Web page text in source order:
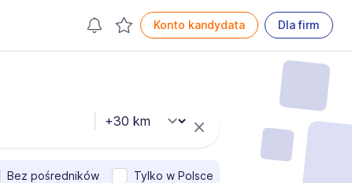
Konto kandydata Dla firm
Bez pośredników Tylko w Polsce